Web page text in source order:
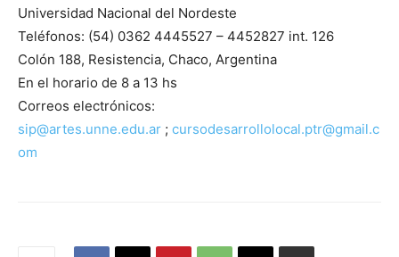
Universidad Nacional del Nordeste
Teléfonos: (54) 0362 4445527 – 4452827 int. 126
Colón 188, Resistencia, Chaco, Argentina
En el horario de 8 a 13 hs
Correos electrónicos:
sip@artes.unne.edu.ar ; cursodesarrollolocal.ptr@gmail.c
om